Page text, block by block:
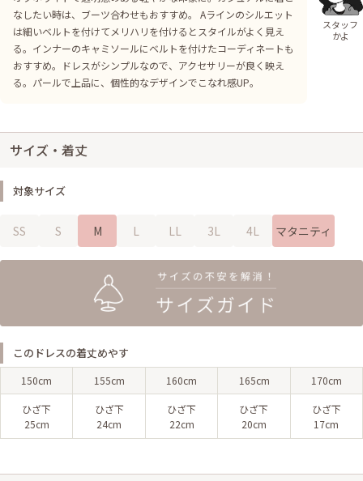
なしたい時は、ブーツ合わせもおすすめ。 Aラインのシルエット
は細いベルトを付けてメリハリを付けるとスタイルがよく見え
る。インナーのキャミソールにベルトを付けたコーディネートも
おすすめ。ドレスがシンプルなので、アクセサリーが良く映え
る。パールで上品に、個性的なデザインでこなれ感UP。
スタッフ
かよ
サイズ・着丈
対象サイズ
SS S M L LL 3L 4L マタニティ
このドレスの着丈めやす
150cm 155cm 160cm 165cm 170cm
ひざ下
25cm
ひざ下
24cm
ひざ下
22cm
ひざ下
20cm
ひざ下
17cm